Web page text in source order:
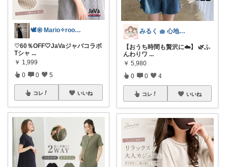
🕊𑁍 Mario✧room 𑁍🕊
♡60％OFF🤍JaVaジャバコラボ
Tシャ ...
￥ 1,999
0 0 5
コレ いいね
みるく 🧺 心地よい、上質な暮らしを
【おうち時間も贅沢に☁️】 🌿ふ
んわりワ ...
￥ 5,980
0 0 4
コレ いいね